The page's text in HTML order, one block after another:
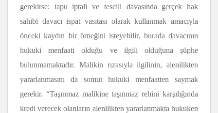
gerekirse: tapu iptali ve tescili davasında gerçek hak
sahibi davacı ispat vasıtası olarak kullanmak amacıyla
önceki kaydın bir örneğini isteyebilir, burada davacının
hukuki menfaati olduğu ve ilgili olduğuna şüphe
bulunmamaktadır. Malikin rızasıyla ilgilinin, alenilikten
yararlanmasını da somut hukuki menfaatten saymak
gerekir. “Taşınmaz malikine taşınmaz rehini karşılığında
kredi verecek olanların alenilikten yararlanmakta hukuken